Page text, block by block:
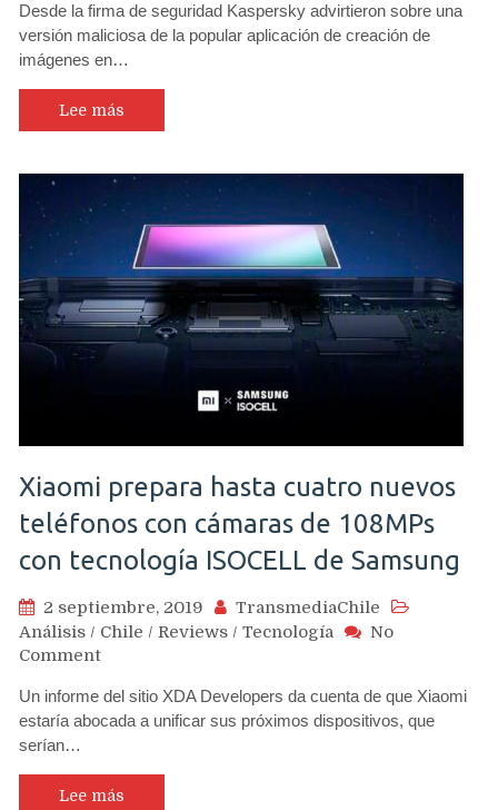
advierte
que
app
CamScanner
incluía
malware
dispositivos
Android
sido
retirada
de
la
Desde la firma de seguridad Kaspersky advirtieron sobre una
versión maliciosa de la popular aplicación de creación de
imágenes en…
Lee más
Xiaomi prepara hasta cuatro nuevos
teléfonos con cámaras de 108MPs
con tecnología ISOCELL de Samsung
2 septiembre, 2019
TransmediaChile
Análisis / Chile / Reviews / Tecnología
No
Commenton
prepara
hasta
nuevos
teléfonos
Un informe del sitio XDA Developers da cuenta de que Xiaomi
estaría abocada a unificar sus próximos dispositivos, que
serían…
Lee más